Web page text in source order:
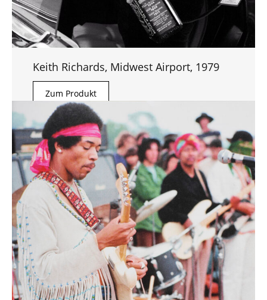
Keith Richards, Midwest Airport, 1979
Zum Produkt